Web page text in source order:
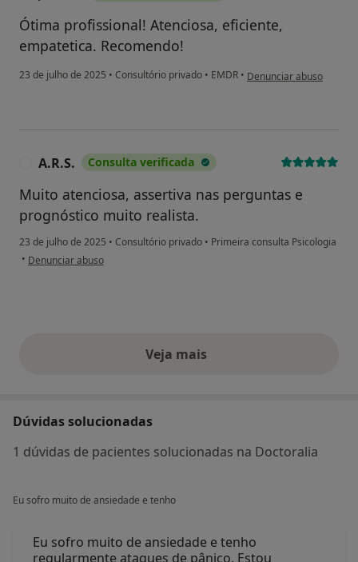
Ótima profissional! Atenciosa, eficiente,
empatetica. Recomendo!
23 de julho de 2025 • Consultório privado • EMDR • na opinião do utilizador
Denunciar abuso
A.R.S. Consulta verificada
Muito atenciosa, assertiva nas perguntas e
prognóstico muito realista.
23 de julho de 2025 • Consultório privado • Primeira consulta Psicologia
• na opinião do utilizador A.R.S.
Denunciar abuso
Veja maisopiniões acima
Dúvidas solucionadas
1 dúvidas de pacientes solucionadas na Doctoralia
Eu sofro muito de ansiedade e tenho
Eu sofro muito de ansiedade e tenho
regularmente ataques de pânico. Estou